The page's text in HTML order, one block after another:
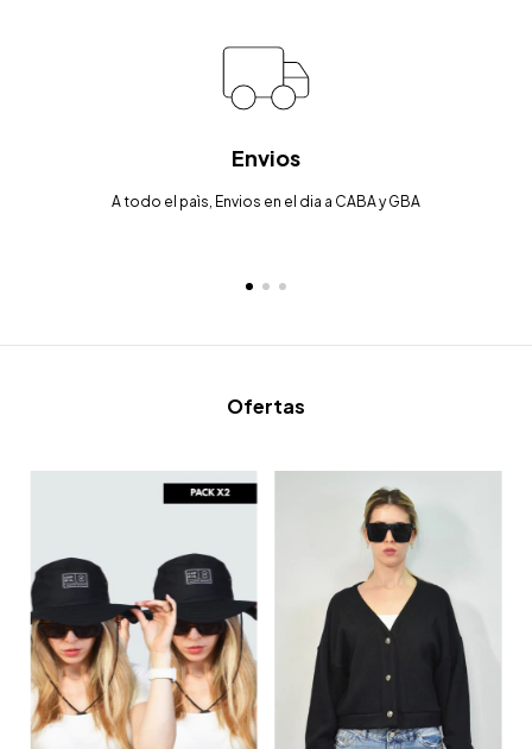
Envios
A todo el paìs, Envios en el dia a CABA y GBA
Ofertas